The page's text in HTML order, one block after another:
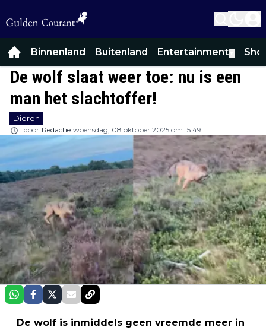
Binnenland Buitenland Entertainment
De wolf slaat weer toe: nu is een
man het slachtoffer!
Dieren
door Redactie woensdag, 08 oktober 2025 om 15:49
De wolf is inmiddels geen vreemde meer in